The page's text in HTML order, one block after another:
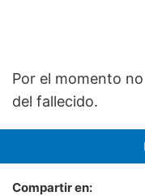
Por el momento
del fallecido.
Compartir en: